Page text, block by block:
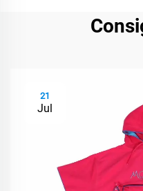
21
Jul